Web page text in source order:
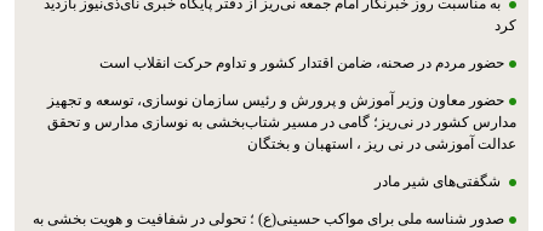
به مناسبت روز خبرنگار امام جمعه نی‌ریز از دفتر پایگاه خبری نای‌ذی‌نیوز بازدید
کرد
حضور مردم در صحنه، ضامن اقتدار کشور و تداوم حرکت انقلاب است
حضور معاون وزیر آموزش و پرورش و رئیس سازمان نوسازی، توسعه و تجهیز
مدارس کشور در نی‌ریز؛ گامی در مسیر شتاب‌بخشی به نوسازی مدارس و تحقق
عدالت آموزشی در نی ریز ، استهبان و بختگان
شگفتی‌های شیر مادر
صدور شناسه ملی برای مواکب حسینی(ع) ؛ تحولی در شفافیت و هویت بخشی به